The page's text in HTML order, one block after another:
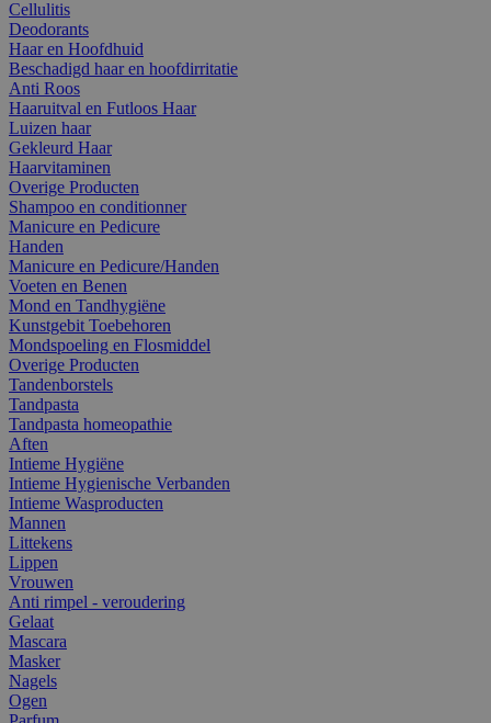
Cellulitis
Deodorants
Haar en Hoofdhuid
Beschadigd haar en hoofdirritatie
Anti Roos
Haaruitval en Futloos Haar
Luizen haar
Gekleurd Haar
Haarvitaminen
Overige Producten
Shampoo en conditionner
Manicure en Pedicure
Handen
Manicure en Pedicure/Handen
Voeten en Benen
Mond en Tandhygiëne
Kunstgebit Toebehoren
Mondspoeling en Flosmiddel
Overige Producten
Tandenborstels
Tandpasta
Tandpasta homeopathie
Aften
Intieme Hygiëne
Intieme Hygienische Verbanden
Intieme Wasproducten
Mannen
Littekens
Lippen
Vrouwen
Anti rimpel - veroudering
Gelaat
Mascara
Masker
Nagels
Ogen